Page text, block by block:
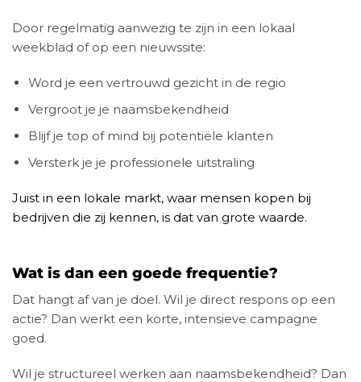
Door regelmatig aanwezig te zijn in een lokaal
weekblad of op een nieuwssite:
Word je een vertrouwd gezicht in de regio
Vergroot je je naamsbekendheid
Blijf je top of mind bij potentiële klanten
Versterk je je professionele uitstraling
Juist in een lokale markt, waar mensen kopen bij
bedrijven die zij kennen, is dat van grote waarde.
Wat is dan een goede frequentie?
Dat hangt af van je doel. Wil je direct respons op een
actie? Dan werkt een korte, intensieve campagne
goed.
Wil je structureel werken aan naamsbekendheid? Dan